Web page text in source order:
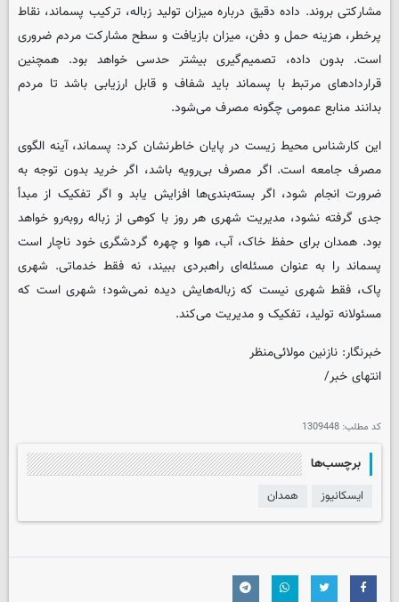
مشارکتی بروند. داده دقیق درباره میزان تولید زباله، ترکیب پسماند، نقاط
پرخطر، هزینه حمل و دفن، میزان بازیافت و سطح مشارکت مردم ضروری
است. بدون داده، تصمیم‌گیری بیشتر حدسی خواهد بود. همچنین
قراردادهای مرتبط با پسماند باید شفاف و قابل ارزیابی باشد تا مردم
بدانند منابع عمومی چگونه مصرف می‌شود.
این کارشناس محیط زیست در پایان خاطرنشان کرد: پسماند، آینه الگوی
مصرف جامعه است. اگر مصرف بی‌رویه باشد، اگر خرید بدون توجه به
ضرورت انجام شود، اگر بسته‌بندی‌ها افزایش یابد و اگر تفکیک از مبدأ
جدی گرفته نشود، مدیریت شهری هر روز با کوهی از زباله روبه‌رو خواهد
بود. همدان برای حفظ خاک، آب، هوا و چهره گردشگری خود ناچار است
پسماند را به عنوان مسئله‌ای راهبردی ببیند، نه فقط خدماتی. شهری
پاک، فقط شهری نیست که زباله‌هایش دیده نمی‌شود؛ شهری است که
مسئولانه تولید، تفکیک و مدیریت می‌کند.
خبرنگار: نازنین مولائی‌منظر
انتهای خبر/
کد مطلب: 1309448
برچسب‌ها
ایسکانیوز همدان